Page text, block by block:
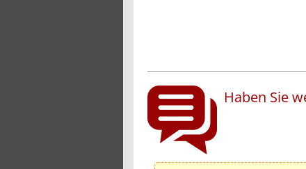
Haben Sie